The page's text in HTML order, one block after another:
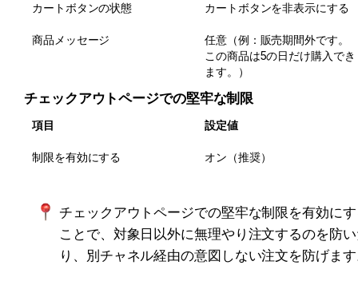
カートボタンの状態 カートボタンを非表示にする
商品メッセージ
任意（例：販売期間外です。
この商品は5の日だけ購入でき
ます。）
チェックアウトページでの堅牢な制限
項目 設定値
制限を有効にする オン（推奨）
チェックアウトページでの堅牢な制限を有効に
ことで、対象日以外に無理やり注文するのを防
り、別チャネル経由の意図しない注文を防げま